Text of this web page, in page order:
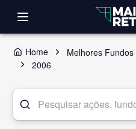
Home Melhores Fundos
2006